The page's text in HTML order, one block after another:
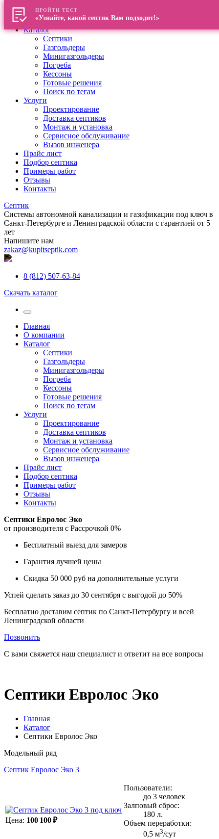
Главная
О компании
Каталог
Септики
Газгольдеры
Минигазгольдеры
Погреба
Кессоны
Готовые решения
Поиск по тегам
Услуги
Проектирование
Доставка септиков
Монтаж и установка
Сервисное обслуживание
Вызов инженера
Прайс лист
Подбор септика
Примеры работ
Отзывы
Контакты
Септик
Системы автономной канализации и газификации под ключ в
Санкт-Петербурге и Ленинградской области с гарантией от 5
лет
Напишите нам
zakaz@kupitseptik.com
8 (812) 507-63-84
Скачать каталог
Главная
О компании
Каталог
Септики
Газгольдеры
Минигазгольдеры
Погреба
Кессоны
Готовые решения
Поиск по тегам
Услуги
Проектирование
Доставка септиков
Монтаж и установка
Сервисное обслуживание
Вызов инженера
Прайс лист
Подбор септика
Примеры работ
Отзывы
Контакты
Септики Евролос Эко
от производителя с Рассрочкой 0%
Бесплатный выезд для замеров
Гарантия лучшей цены
Скидка 50 000 руб на дополнительные услуги
Успей сделать заказ до 30 сентября с выгодой до 50%
Бесплатно доставим септик по Санкт-Петербургу и всей
Ленинградской области
Позвонить
С вами свяжется наш специалист и ответит на все вопросы
Септики Евролос Эко
Главная
Каталог
Септики Евролос Эко
Модельный ряд
Септик Евролос Эко 3
Цена: 100 100 ₽
Пользователи:
до 3 человек
Залповый сброс:
180 л.
Объем переработки:
0,5 м3/сут
ПРОЙТИ ТЕСТ
«Узнайте, какой септик Вам подходит!»